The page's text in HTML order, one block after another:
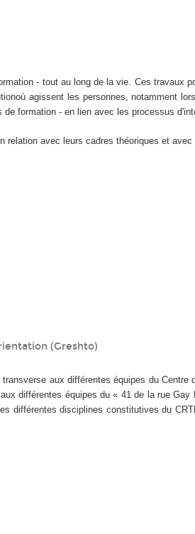
- tout au long de la vie. Ces travaux
agissent les personnes, notamment
formation - en lien avec les processus
avec leurs cadres théoriques et
(Greshto)
aux différentes équipes du
différentes équipes du « 41 de la rue
différentes disciplines constitutives du